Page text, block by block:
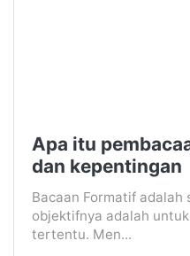
Apa itu
dan kepentingan
Bacaan Formatif adalah
objektifnya adalah
tertentu. Men...